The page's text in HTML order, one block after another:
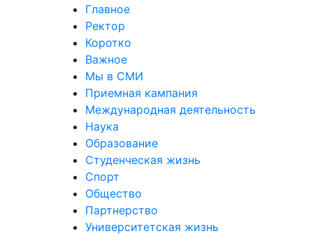
Главное
Ректор
Коротко
Важное
Мы в СМИ
Приемная кампания
Международная деятельность
Наука
Образование
Студенческая жизнь
Спорт
Общество
Партнерство
Университетская жизнь